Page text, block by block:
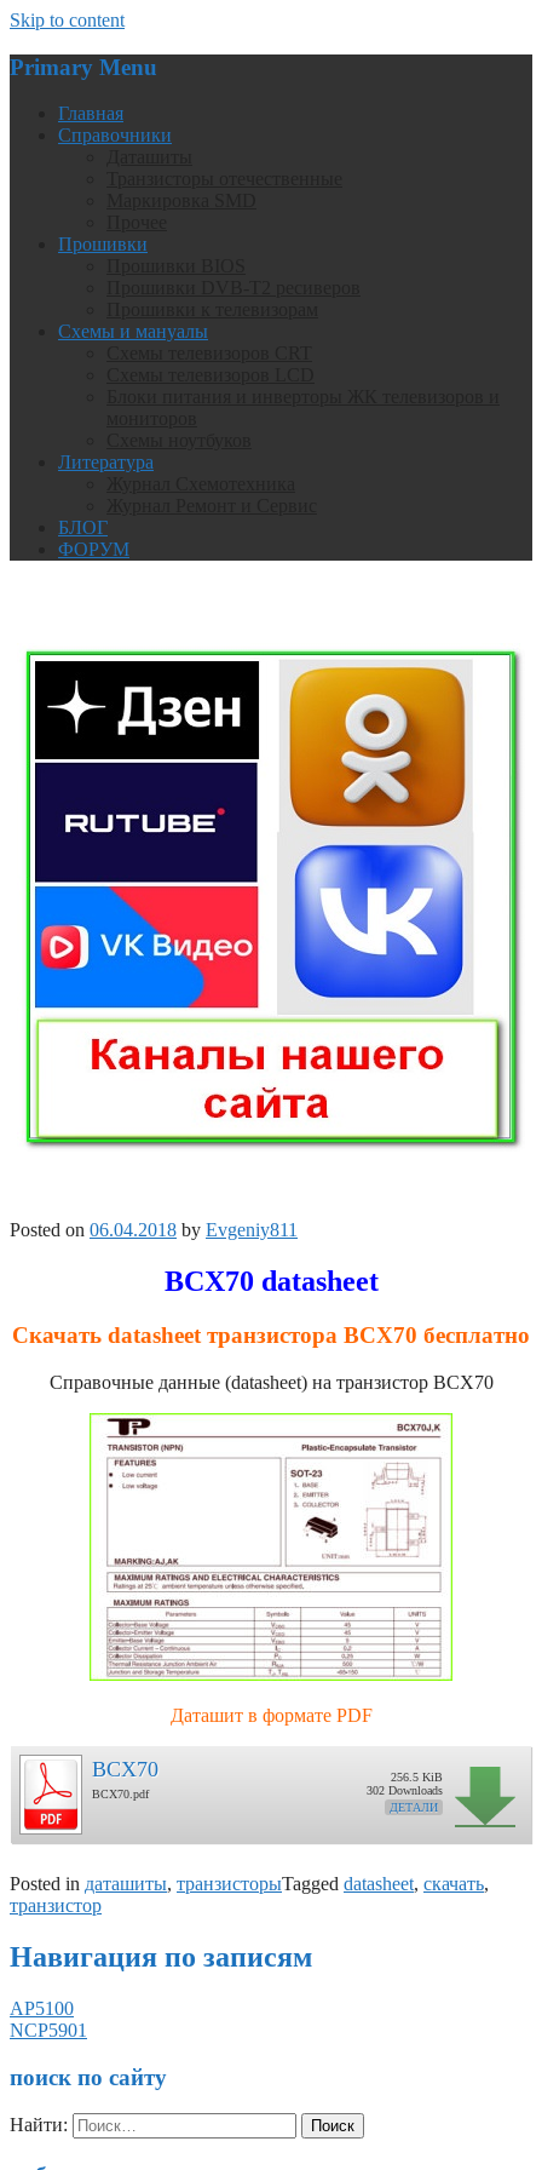
Skip to content
Primary Menu
Главная
Справочники
Прошивки
Схемы и мануалы
Литература
БЛОГ
ФОРУМ
Posted on 06.04.2018 by Evgeniy811
BCX70 datasheet
Скачать datasheet транзистора BCX70 бесплатно
Справочные данные (datasheet) на транзистор BCX70
Даташит в формате PDF
BCX70
BCX70.pdf
256.5 KiB
302 Downloads
ДЕТАЛИ
Posted in даташиты, транзисторыTagged datasheet, скачать,
транзистор
Навигация по записям
AP5100
NCP5901
поиск по сайту
Найти: